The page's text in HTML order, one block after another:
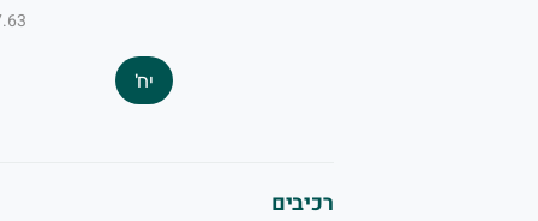
₪7.63
יח'
רכיבים